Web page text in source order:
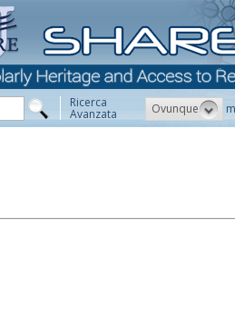
Ricerca
Avanzata Ovunque